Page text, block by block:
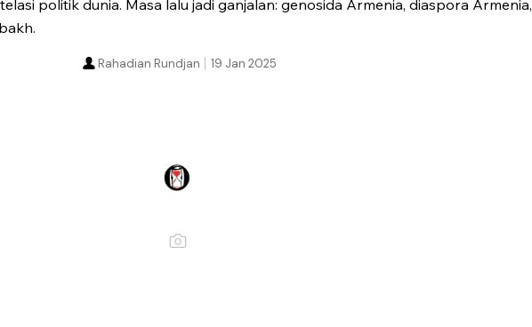
politik dunia. Masa lalu jadi ganjalan: genosida Armenia, diaspora Armenia,
19 Jan 2025
Rahadian Rundjan